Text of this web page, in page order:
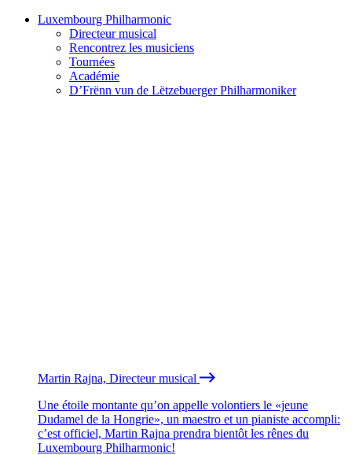
Luxembourg Philharmonic
Directeur musical
Rencontrez les musiciens
Tournées
Académie
D’Frënn vun de Lëtzebuerger Philharmoniker
Martin Rajna, Directeur musical
Une étoile montante qu’on appelle volontiers le «jeune
Dudamel de la Hongrie», un maestro et un pianiste accompli:
c’est officiel, Martin Rajna prendra bientôt les rênes du
Luxembourg Philharmonic!